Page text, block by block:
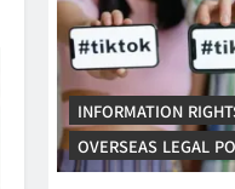
INFORMATION
OVERSEAS LEGAL